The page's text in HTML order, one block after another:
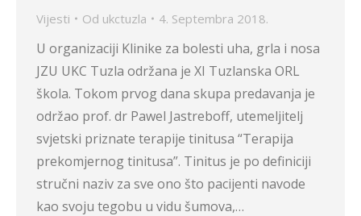
Vijesti Od ukctuzla 4. Septembra 2018.
U organizaciji Klinike za bolesti uha, grla i nosa
JZU UKC Tuzla održana je XI Tuzlanska ORL
škola. Tokom prvog dana skupa predavanja je
održao prof. dr Pawel Jastreboff, utemeljitelj
svjetski priznate terapije tinitusa “Terapija
prekomjernog tinitusa”. Tinitus je po definiciji
stručni naziv za sve ono što pacijenti navode
kao svoju tegobu u vidu šumova,…